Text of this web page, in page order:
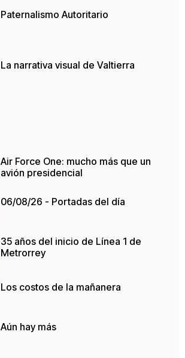
Paternalismo Autoritario
La narrativa visual de Valtierra
Air Force One: mucho más que un
avión presidencial
06/08/26 - Portadas del día
35 años del inicio de Línea 1 de
Metrorrey
Los costos de la mañanera
Aún hay más